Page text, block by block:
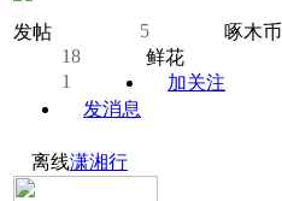
发帖 5
啄木币
18
鲜花
1
加关注
发消息
离线潇湘行